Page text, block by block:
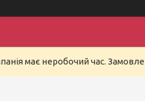
має неробочий час.